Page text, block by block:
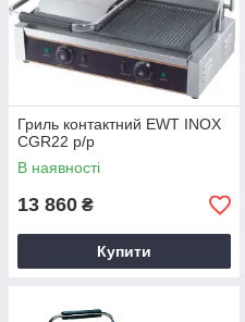
Гриль контактний EWT INOX
CGR22 р/р
В наявності
13 860 ₴
Купити